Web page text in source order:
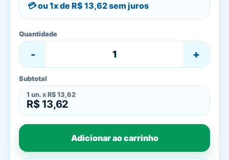
ou 1x de R$ 13,62sem juros
Quantidade
- +
Subtotal
1 un. x R$ 13,62
R$ 13,62
Adicionar ao carrinho